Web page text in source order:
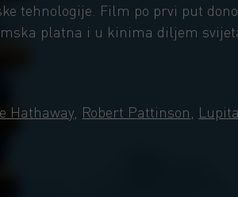
tehnologije. Film po prvi put
platna i u kinima diljem
Hathaway, Robert Pattinson
Lupita